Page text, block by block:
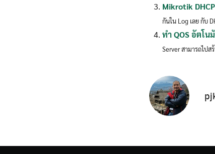
Mikrotik
กันใน Log เลย กับ
ทำ QOS อัตโน
Server สามารถไป